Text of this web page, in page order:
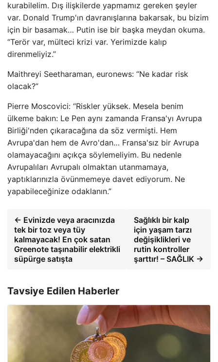
kurabilelim. Dış ilişkilerde yapmamız gereken şeyler
var. Donald Trump'ın davranışlarına bakarsak, bu bizim
için bir basamak… Putin ise bir başka meydan okuma.
“Terör var, mülteci krizi var. Yerimizde kalıp
direnmeliyiz.”
Maithreyi Seetharaman, euronews: “Ne kadar risk
olacak?”
Pierre Moscovici: “Riskler yüksek. Mesela benim
ülkeme bakın: Le Pen aynı zamanda Fransa'yı Avrupa
Birliği'nden çıkaracağına da söz vermişti. Hem
Avrupa'dan hem de Avro'dan… Fransa'sız bir Avrupa
olamayacağını açıkça söylemeliyim. Bu nedenle
Avrupalıları Avrupalı ​​olmaktan utanmamaya,
yaptıklarınızla övünmemeye davet ediyorum. Ne
yapabileceğinize odaklanın.”
← Evinizde veya aracınızda
tek bir toz veya tüy
kalmayacak! En çok satan
Greenote taşınabilir elektrikli
süpürge satışta
Sağlıklı bir kalp
için yaşam tarzı
değişiklikleri ve
rutin kontroller
şarttır! – SAĞLIK →
Tavsiye Edilen Haberler